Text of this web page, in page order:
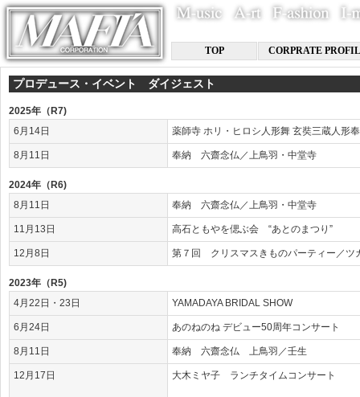
TOP CORPRATE
プロデュース・イベント ダイジェスト
2025年（R7)
6月14日
薬師寺 ホリ・ヒロシ人形舞 玄奘三蔵人形
8月11日 奉納 六齋念仏／上鳥羽・中堂寺
2024年（R6)
8月11日
奉納 六齋念仏／上鳥羽・中堂寺
11月13日 高石ともやを偲ぶ会 “あとのまつり”
12月8日 第７回 クリスマスきものパーティー／ツ
2023年（R5)
4月22日・23日
YAMADAYA BRIDAL SHOW
6月24日 あのねのね デビュー50周年コンサート
8月11日 奉納 六齋念仏 上鳥羽／壬生
12月17日 大木ミヤ子 ランチタイムコンサート